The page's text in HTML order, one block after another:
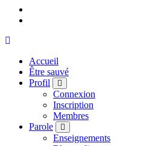
Accueil
Être sauvé
Profil
Connexion
Inscription
Membres
Parole
Enseignements